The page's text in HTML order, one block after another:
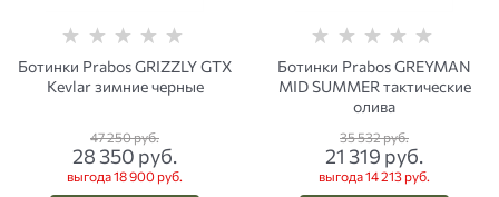
Ботинки Prabos GRIZZLY GTX
Kevlar зимние черные
47 250 руб.
28 350 руб.
выгода18 900 руб.
Ботинки Prabos GREYMAN
MID SUMMER тактические
олива
35 532 руб.
21 319 руб.
выгода14 213 руб.